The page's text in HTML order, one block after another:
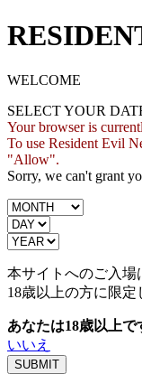
WELCOME
SELECT YOUR
Your browser is
To use Resident Evil
"Allow".
Sorry, we can't grant
本サイトへのご入場
18歳以上の方に限定
あなたは18歳以上で
いいえ